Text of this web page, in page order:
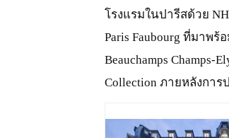
โรงแรมในปารีสด้วย
Paris Faubourg ที่มาพ
Beauchamps
Collection ภายหลังการ